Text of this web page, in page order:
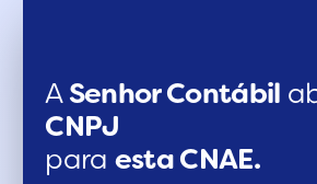
A Senhor Contábil
CNPJ
para esta CNAE.